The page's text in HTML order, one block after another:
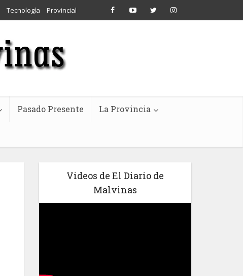
Tecnología Provincial
Pasado Presente La Provincia
Videos de El Diario de
Malvinas